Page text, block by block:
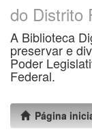
do Distrito
A Biblioteca
preservar e
Poder
Federal.
Página